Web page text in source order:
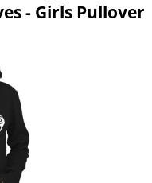
- Girls Pullover